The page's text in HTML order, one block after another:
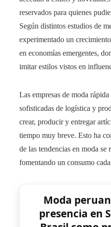
reservados para quienes
Según distintos estudios de
experimentado un
en economías emergentes,
imitar estilos vistos en
Las empresas de moda
sofisticadas de logística y
crear, producir y entregar
tiempo muy breve. Esto ha
de las tendencias en moda se
fomentando un consumo
Moda
presencia en